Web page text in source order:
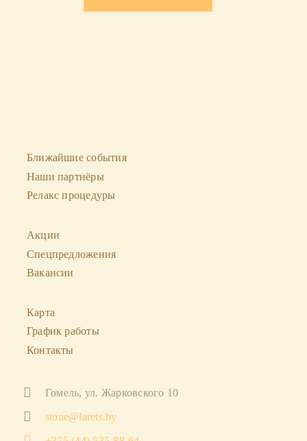
Ближайшие события
Наши партнёры
Релакс процедуры
Акции
Спецпредложения
Вакансии
Карта
График работы
Контакты
Гомель, ул. Жарковского 10
stone@larets.by